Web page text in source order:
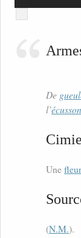
De
l’écusson
Une
(N.M.).